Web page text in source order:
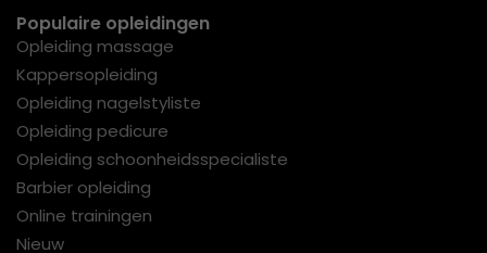
Populaire opleidingen
Opleiding massage
Kappersopleiding
Opleiding nagelstyliste
Opleiding pedicure
Opleiding schoonheidsspecialiste
Barbier opleiding
Online trainingen
Nieuw